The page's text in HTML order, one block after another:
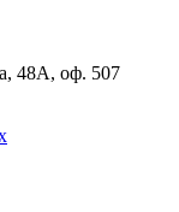
48А, оф. 507